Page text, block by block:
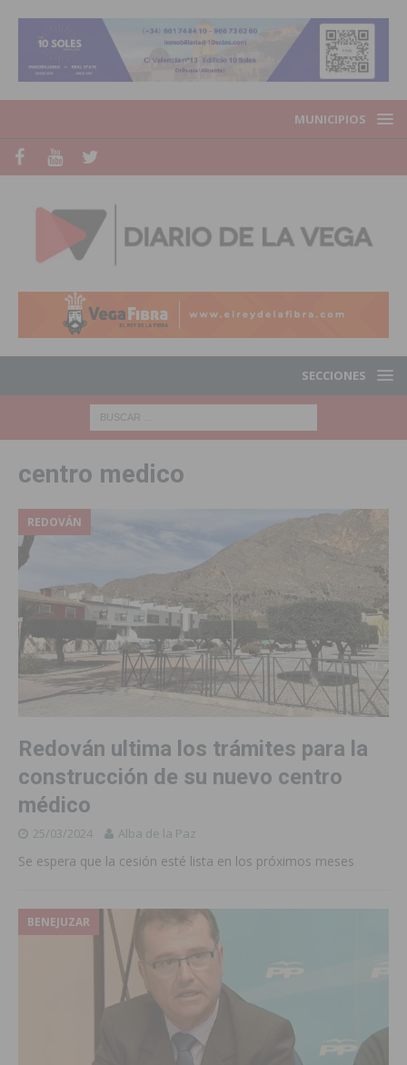
MUNICIPIOS
SECCIONES
centro medico
REDOVÁN
Redován ultima los trámites para la
construcción de su nuevo centro
médico
25/03/2024 Alba de la Paz
Se espera que la cesión esté lista en los próximos meses
BENEJUZAR